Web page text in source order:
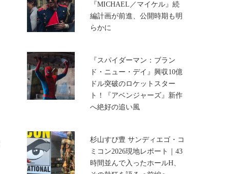
『MICHAEL／マイケル』続
編計画が前進、公開時期も明
らかに
『スパイダーマン：ブラン
ド・ニュー・デイ』興収10億
ドル突破のロケットスター
ト！『アベンジャーズ』新作
へ絶好の追い風
杉山すぴ豊 サンディエゴ・コ
ミコン2026現地レポート｜43
時間並んで入ったホールH、